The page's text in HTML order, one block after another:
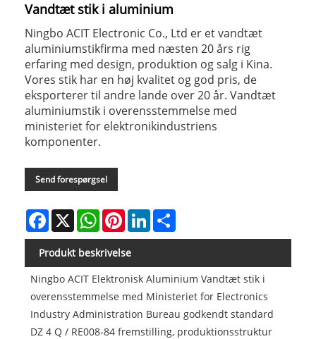
Vandtæt stik i aluminium
Ningbo ACIT Electronic Co., Ltd er et vandtæt
aluminiumstikfirma med næsten 20 års rig
erfaring med design, produktion og salg i Kina.
Vores stik har en høj kvalitet og god pris, de
eksporterer til andre lande over 20 år. Vandtæt
aluminiumstik i overensstemmelse med
ministeriet for elektronikindustriens
komponenter.
Send forespørgsel
Facebook
X WhatsAppPinterestLinkedIn
Produkt beskrivelse
Ningbo ACIT Elektronisk Aluminium Vandtæt stik i
overensstemmelse med Ministeriet for Electronics
Industry Administration Bureau godkendt standard
DZ 4 Q / RE008-84 fremstilling, produktionsstruktur